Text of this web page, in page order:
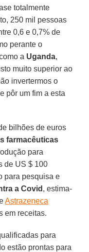
totalmente
250 mil pessoas
0,6 e 0,7% de
perante o
a Uganda,
muito superior ao
invertermos o
pôr um fim a esta
bilhões de euros
farmacêuticas
para
de US $ 100
para pesquisa e
a Covid , estima-
Astrazeneca
em receitas.
para
estão prontas para